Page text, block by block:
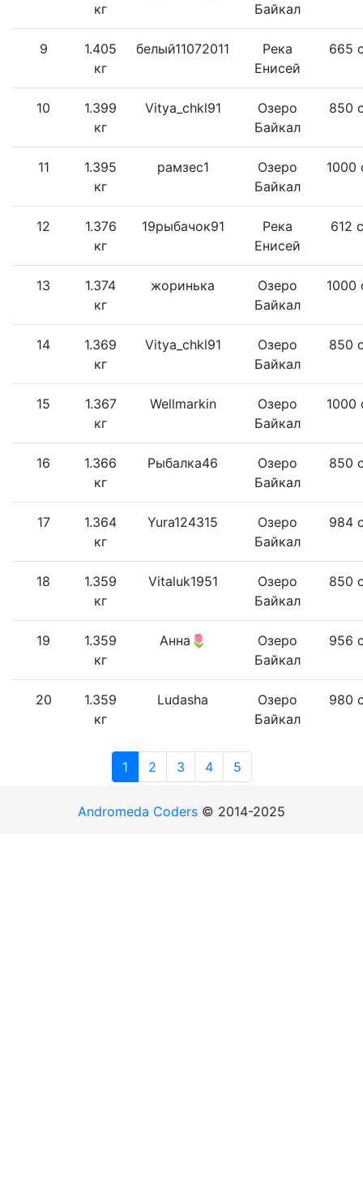
кг
Байкал
9
1.405
кг
белый11072011
Река
Енисей
665
10
1.399
кг
Vitya_chkl91
Озеро
Байкал
850
11
1.395
кг
рамзес1
Озеро
Байкал
1000
12
1.376
кг
19рыбачок91
Река
Енисей
612
13
1.374
кг
жоринька
Озеро
Байкал
1000
14
1.369
кг
Vitya_chkl91
Озеро
Байкал
850
15
1.367
кг
Wellmarkin
Озеро
Байкал
1000
16
1.366
кг
Рыбалка46
Озеро
Байкал
850
17
1.364
кг
Yura124315
Озеро
Байкал
984
18
1.359
кг
Vitaluk1951
Озеро
Байкал
850
19
1.359
кг
Анна🌷
Озеро
Байкал
956
20
1.359
кг
Ludasha
Озеро
Байкал
980
1 2 3 4 5
Andromeda Coders © 2014-2025